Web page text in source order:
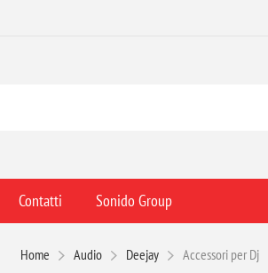
Contatti Sonido Group
Home Audio Deejay Accessori per Dj